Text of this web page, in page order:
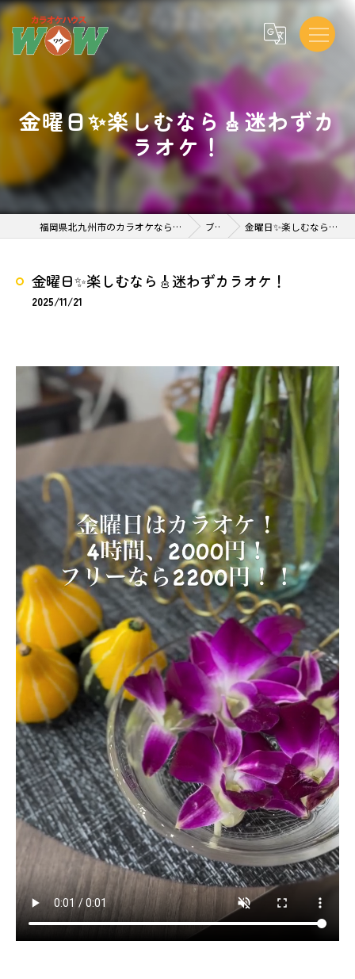
金曜日✨楽しむなら🎸迷わずカ
ラオケ！
福岡県北九州市のカラオケならカラオケハウスWOW 到津 店 ブログ 金曜日✨楽しむなら🎸迷わずカラオケ！
金曜日✨楽しむなら🎸迷わずカラオケ！
2025/11/21